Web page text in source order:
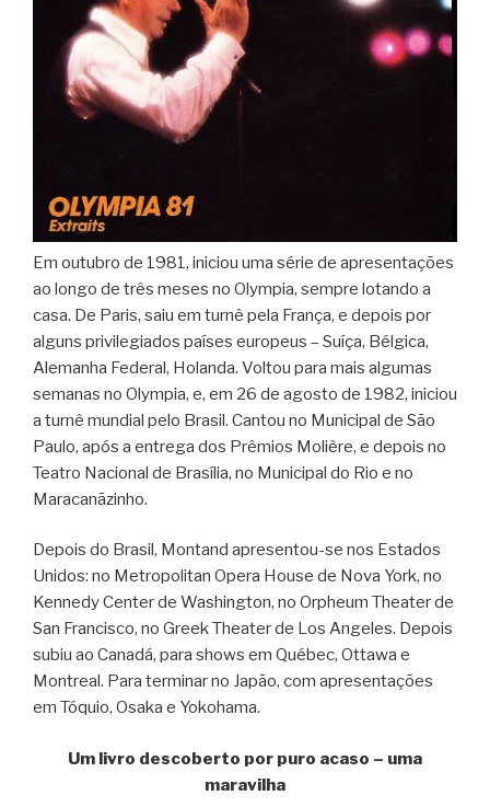
Em outubro de 1981, iniciou uma série de apresentações
ao longo de três meses no Olympia, sempre lotando a
casa. De Paris, saiu em turnê pela França, e depois por
alguns privilegiados países europeus – Suíça, Bélgica,
Alemanha Federal, Holanda. Voltou para mais algumas
semanas no Olympia, e, em 26 de agosto de 1982, iniciou
a turnê mundial pelo Brasil. Cantou no Municipal de São
Paulo, após a entrega dos Prêmios Molière, e depois no
Teatro Nacional de Brasília, no Municipal do Rio e no
Maracanãzinho.
Depois do Brasil, Montand apresentou-se nos Estados
Unidos: no Metropolitan Opera House de Nova York, no
Kennedy Center de Washington, no Orpheum Theater de
San Francisco, no Greek Theater de Los Angeles. Depois
subiu ao Canadá, para shows em Québec, Ottawa e
Montreal. Para terminar no Japão, com apresentações
em Tóquio, Osaka e Yokohama.
Um livro descoberto por puro acaso – uma
maravilha